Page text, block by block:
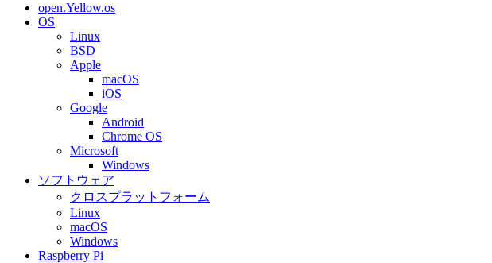
open.Yellow.os
OS
Linux
BSD
Apple
macOS
iOS
Google
Android
Chrome OS
Microsoft
Windows
ソフトウェア
クロスプラットフォーム
Linux
macOS
Windows
Raspberry Pi